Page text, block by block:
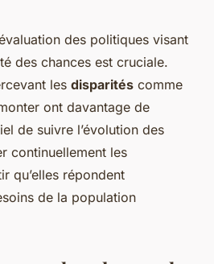
des politiques visant
des chances est cruciale.
les disparités comme
ont davantage de
de suivre l’évolution des
continuellement les
qu’elles répondent
de la population